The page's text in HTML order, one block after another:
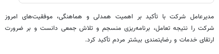
مدیرعامل شرکت با تأکید بر اهمیت همدلی و هماهنگی، موفقیت‌های امروز
شرکت را نتیجه تعامل، برنامه‌ریزی منسجم و تلاش جمعی دانست و بر ضرورت
ارتقای خدمات و رضایتمندی بیشتر مردم تأکید کرد.